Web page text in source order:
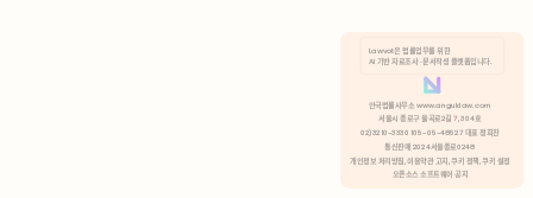
분석 쿠키 허용
Lawvot은 법률업무를 위한
AI 기반 자료조사 · 문서작성 플랫폼입니다.
안국법률사무소 www.anguklaw.com
서울시 종로구 율곡로2길 7, 304호
02)3210-3330 105-05-48527 대표 정희찬
통신판매 2024서울종로0248
개인정보 처리방침, 이용약관 고지, 쿠키 정책, 쿠키 설정
오픈소스 소프트웨어 공지